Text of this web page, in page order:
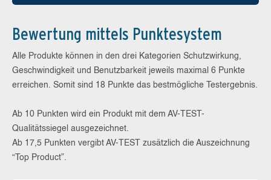
Bewertung mittels Punktesystem
Alle Produkte können in den drei Kategorien Schutzwirkung,
Geschwindigkeit und Benutzbarkeit jeweils maximal 6 Punkte
erreichen. Somit sind 18 Punkte das bestmögliche Testergebnis.
Ab 10 Punkten wird ein Produkt mit dem AV-TEST-
Qualitätssiegel ausgezeichnet.
Ab 17,5 Punkten vergibt AV-TEST zusätzlich die Auszeichnung
“Top Product”.